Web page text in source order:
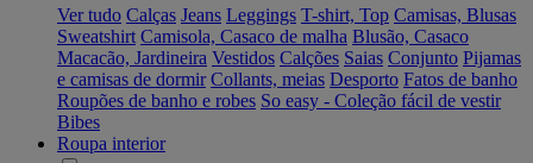
Ver tudo Calças Jeans Leggings T-shirt, Top Camisas, Blusas
Sweatshirt Camisola, Casaco de malha Blusão, Casaco
Macacão, Jardineira Vestidos Calções Saias Conjunto Pijamas
e camisas de dormir Collants, meias Desporto Fatos de banho
Roupões de banho e robes So easy - Coleção fácil de vestir
Bibes
Roupa interior